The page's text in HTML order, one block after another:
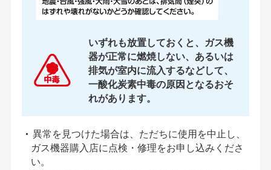
いずれも放置しておくと、ガス機
器が正常に燃焼しない、あるいは
排気が室内に流入するなどして、
一酸化炭素中毒の原因となるおそ
れがあります。
異常を見つけた場合は、ただちに使用を中止し、
ガス機器購入店に点検・修理をお申し込みくださ
い。